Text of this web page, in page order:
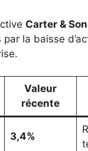
Carter &
la baisse
Valeur
récente
3,4%